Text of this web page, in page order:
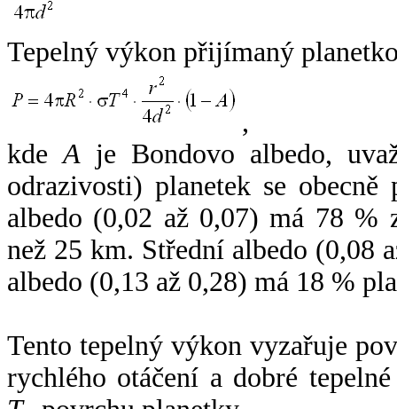
Tepelný výkon přijímaný
,
kdeA je Bondovo albedo,
odrazivosti) planetek se
albedo (0,02 až 0,07) má 78 %
než 25 km. Střední albedo (0,08
albedo (0,13 až 0,28) má 18 %
Tento tepelný výkon vyzařuje
rychlého otáčení a dobré